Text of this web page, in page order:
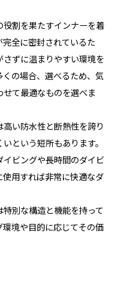
割を果たすインナーを着
全に密封されているた
ずに温まりやすい環境を
の場合、選べるため、気
て最適なものを選べま
い防水性と断熱性を誇り
という短所もあります。
ビングや長時間のダイビ
用すれば非常に快適なダ
別な構造と機能を持って
境や目的に応じてその価